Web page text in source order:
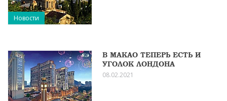
Новости
В МАКАО ТЕПЕРЬ ЕСТЬ И
УГОЛОК ЛОНДОНА
08.02.2021